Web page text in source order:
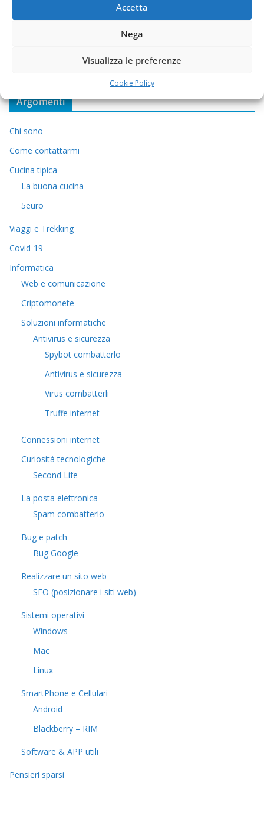
Accetta
Nega
Visualizza le preferenze
Cookie Policy
Argomenti
Chi sono
Come contattarmi
Cucina tipica
La buona cucina
5euro
Viaggi e Trekking
Covid-19
Informatica
Web e comunicazione
Criptomonete
Soluzioni informatiche
Antivirus e sicurezza
Spybot combatterlo
Antivirus e sicurezza
Virus combatterli
Truffe internet
Connessioni internet
Curiosità tecnologiche
​Second Life
La posta elettronica
Spam combatterlo
Bug e patch
Bug Google
Realizzare un sito web
SEO (posizionare i siti web)
Sistemi operativi
Windows
Mac
Linux
SmartPhone e Cellulari
Android
Blackberry – RIM
Software & APP utili
Pensieri sparsi